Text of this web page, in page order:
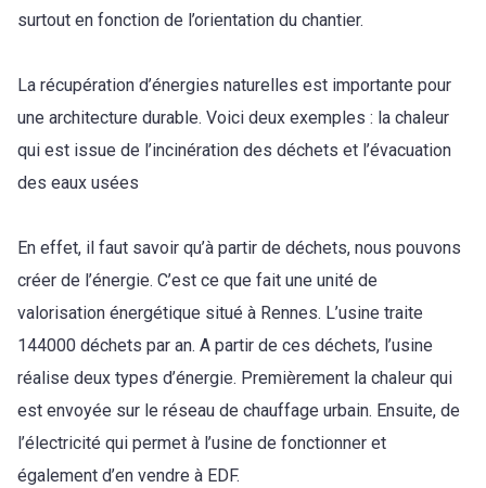
surtout en fonction de l’orientation du chantier.
La récupération d’énergies naturelles est importante pour
une architecture durable. Voici deux exemples : la chaleur
qui est issue de l’incinération des déchets et l’évacuation
des eaux usées
En effet, il faut savoir qu’à partir de déchets, nous pouvons
créer de l’énergie. C’est ce que fait une unité de
valorisation énergétique situé à Rennes. L’usine traite
144000 déchets par an. A partir de ces déchets, l’usine
réalise deux types d’énergie. Premièrement la chaleur qui
est envoyée sur le réseau de chauffage urbain. Ensuite, de
l’électricité qui permet à l’usine de fonctionner et
également d’en vendre à EDF.